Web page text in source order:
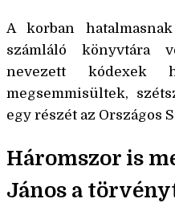
A korban
számláló könyvtára
nevezett kódexek
megsemmisültek,
egy részét az Országos
Háromszor is
János a